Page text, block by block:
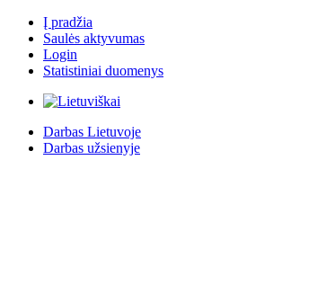
Į pradžia
Saulės aktyvumas
Login
Statistiniai duomenys
Darbas Lietuvoje
Darbas užsienyje